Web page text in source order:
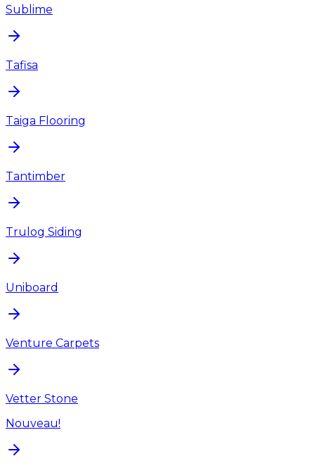
Sublime
Tafisa
Taiga Flooring
Tantimber
Trulog Siding
Uniboard
Venture Carpets
Vetter Stone
Nouveau!